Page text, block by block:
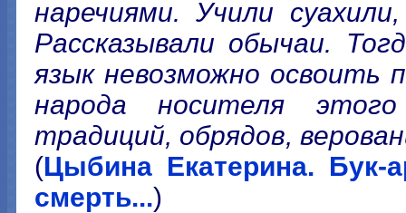
наречиями. Учили
Рассказывали обычаи.
язык невозможно освоить
народа носителя
традиций, обрядов,
(Цыбина Екатерина. Бук-
смерть...)